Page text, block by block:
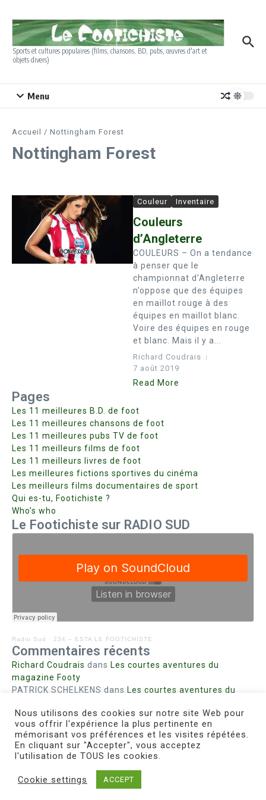
Sports et cultures populaires (films, chansons, BD, pubs, œuvres d'art et
objets divers)
Menu
Accueil / Nottingham Forest
Nottingham Forest
Couleur Inventaire
Couleurs
d’Angleterre
COULEURS – On a tendance
à penser que le
championnat d’Angleterre
n’oppose que des équipes
en maillot rouge à des
équipes en maillot blanc.
Voire des équipes en rouge
et blanc. Mais il y a...
Richard Coudrais
7 août 2019
Read More
Pages
Les 11 meilleures B.D. de foot
Les 11 meilleures chansons de foot
Les 11 meilleures pubs TV de foot
Les 11 meilleurs films de foot
Les 11 meilleurs livres de foot
Les meilleures fictions sportives du cinéma
Les meilleurs films documentaires de sport
Qui es-tu, Footichiste ?
Who’s who
Le Footichiste sur RADIO SUD
Radio Sud · 234 – ESTA LE FOOTICHISTE
Commentaires récents
Richard Coudrais dans Les courtes aventures du
magazine Footy
PATRICK SCHELKENS dans Les courtes aventures du
Bohn fabiennedans Intrigues sanglantes à Mulhouse
Steph. RUTA dansLust for Nice
MIRMANDdansPieds agiles et champignons
Copyright © 2026 Le Footichiste | Réalisé par
Nous utilisons des cookies sur notre site Web pour
vous offrir l'expérience la plus pertinente en
mémorisant vos préférences et les visites répétées.
En cliquant sur "Accepter", vous acceptez
l'utilisation de TOUS les cookies.
Cookie settings ACCEPT